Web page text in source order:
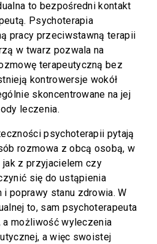
to bezpośredni kontakt
Psychoterapia
pracy przeciwstawną terapii
w twarz pozwala na
terapeutyczną bez
kontrowersje wokół
skoncentrowane na jej
leczenia.
psychoterapii pytają
rozmowa z obcą osobą, w
z przyjacielem czy
się do ustąpienia
poprawy stanu zdrowia. W
to, sam psychoterapeuta
a możliwość wyleczenia
a więc swoistej